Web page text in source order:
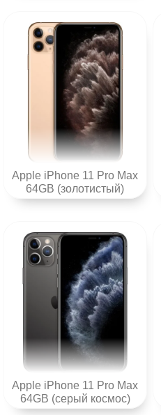
Apple iPhone 11 Pro Max
64GB (золотистый)
Apple iPhone 11 Pro Max
64GB (серый космос)